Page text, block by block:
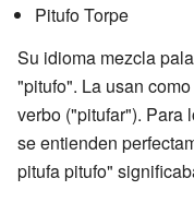
Pitufo Torpe
Su idioma mezcla
"pitufo". La usan
verbo ("pitufar"). Para
se entienden
pitufa pitufo"